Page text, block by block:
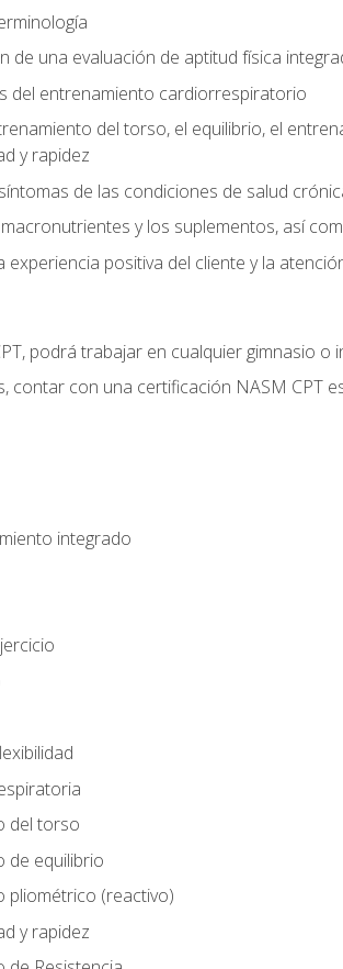
de una evaluación de aptitud física
del entrenamiento cardiorrespiratorio
del torso, el equilibrio, el
y rapidez
de las condiciones de salud
y los suplementos, así
positiva del cliente y la
podrá trabajar en cualquier gimnasio
contar con una certificación NASM CPT
integrado
del torso
de equilibrio
pliométrico (reactivo)
y rapidez